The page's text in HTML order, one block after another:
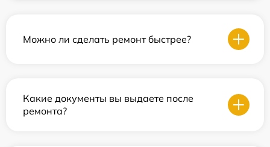
Можно ли сделать ремонт быстрее?
Какие документы вы выдаете после
ремонта?